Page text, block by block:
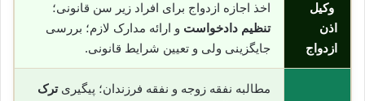
وکیل
اذن
ازدواج
اخذ اجازه ازدواج برای افراد زیر سن قانونی؛
تنظیم دادخواست و ارائه مدارک لازم؛ بررسی
جایگزینی ولی و تعیین شرایط قانونی.
مطالبه نفقه زوجه و نفقه فرزندان؛ پیگیریترک